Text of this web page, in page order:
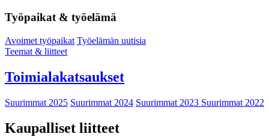
Työpaikat & työelämä
Avoimet työpaikat Työelämän uutisia
Teemat & liitteet
Toimialakatsaukset
Suurimmat 2025 Suurimmat 2024 Suurimmat 2023 Suurimmat 2022
Kaupalliset liitteet